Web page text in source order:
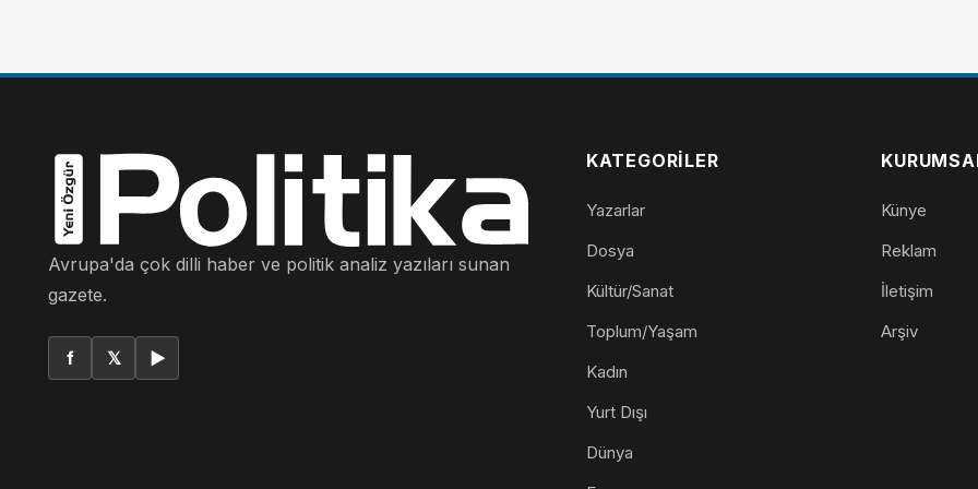
Avrupa'da çok dilli haber ve politik analiz yazıları sunan
gazete.
f 𝕏 ▶
KATEGORILER
Yazarlar
Dosya
Kültür/Sanat
Toplum/Yaşam
Kadın
Yurt Dışı
Dünya
Künye
Reklam
İletişim
Arşiv